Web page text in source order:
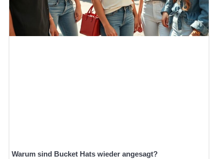
Warum sind Bucket Hats wieder angesagt?